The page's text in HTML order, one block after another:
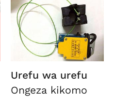
Urefu wa urefu
Ongeza kikomo